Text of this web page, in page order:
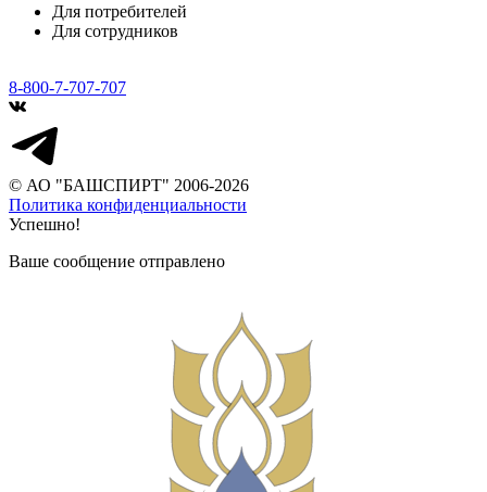
Для потребителей
Для сотрудников
8-800-7-707-707
© АО "БАШСПИРТ" 2006-2026
Политика конфиденциальности
Успешно!
Ваше сообщение отправлено